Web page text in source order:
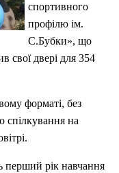
спортивного
профілю ім.
С.Бубки», що
свої двері для 354
форматі, без
спілкування на
перший рік навчання